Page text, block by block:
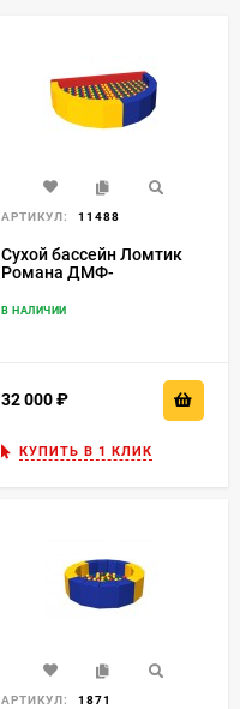
АРТИКУЛ: 11488
Сухой бассейн Ломтик
Романа ДМФ-
В НАЛИЧИИ
32 000
КУПИТЬ В 1 КЛИК
АРТИКУЛ: 1871